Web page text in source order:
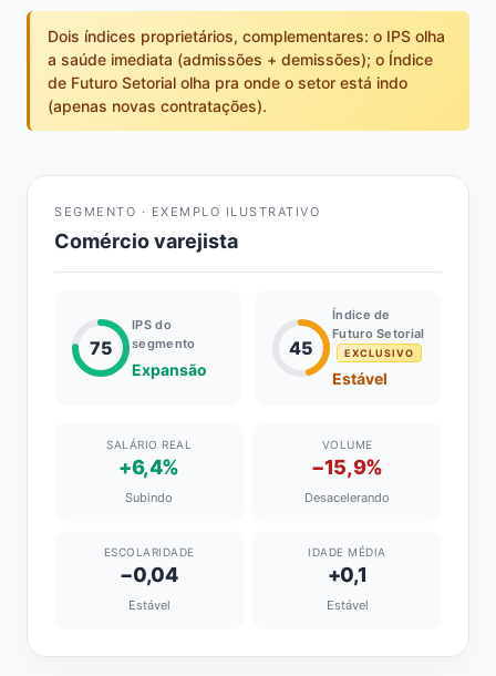
Dois índices proprietários, complementares: o IPS olha
a saúde imediata (admissões + demissões); o Índice
de Futuro Setorial olha pra onde o setor está indo
(apenas novas contratações).
SEGMENTO · EXEMPLO ILUSTRATIVO
Comércio varejista
75
IPS do
segmento
Expansão
45
Índice de
Futuro Setorial
EXCLUSIVO
Estável
SALÁRIO REAL
+6,4%
Subindo
VOLUME
−15,9%
Desacelerando
ESCOLARIDADE
−0,04
Estável
IDADE MÉDIA
+0,1
Estável